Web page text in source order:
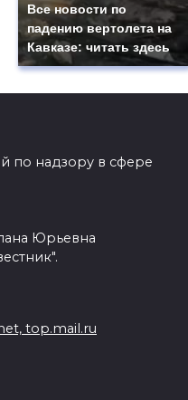
Все новости по
падению вертолета на
Кавказе: читать здесь
по надзору в сфере
Юрьевна
top.mail.ru